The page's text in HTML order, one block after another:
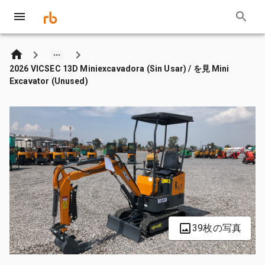
2026 VICSEC 13D Miniexcavadora (Sin Usar) / を見 Mini
Excavator (Unused)
39枚の写真